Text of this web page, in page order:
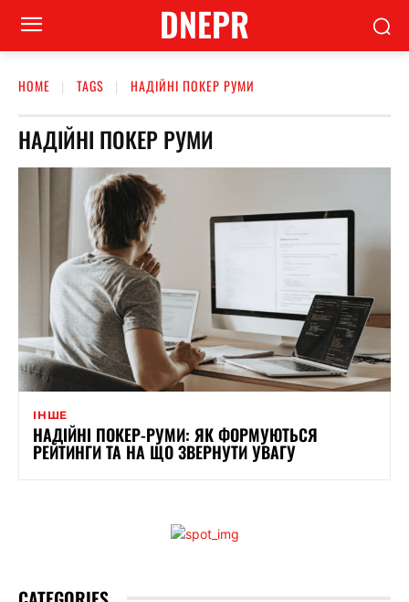
DNEPR
HOME TAGS НАДІЙНІ ПОКЕР РУМИ
НАДІЙНІ ПОКЕР РУМИ
ІНШЕ
НАДІЙНІ ПОКЕР-РУМИ: ЯК ФОРМУЮТЬСЯ
РЕЙТИНГИ ТА НА ЩО ЗВЕРНУТИ УВАГУ